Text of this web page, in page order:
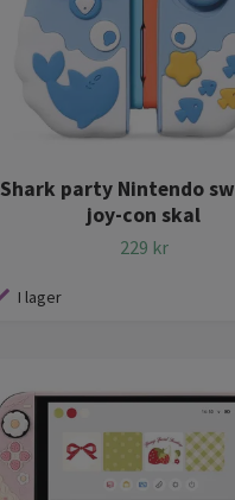
Shark party Nintendo
joy-con skal
229 kr
I lager